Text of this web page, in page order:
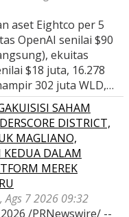
aset Eightco per 5
OpenAI senilai $90
ekuitas
$18 juta, 16.278
302 juta WLD,…
SAHAM
DISTRICT,
MAGLIANO,
KEDUA DALAM
MEREK
Ags 7 2026 09:32
/PRNewswire/ --